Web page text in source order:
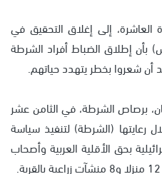
العاشرة، إلى إغلاق التحقيق في
بأن إطلاق الضباط أفراد الشرطة
أن شعروا بخطر يتهدد حياتهم.
برصاص الشرطة، في الثامن عشر
رعايتها (الشرطة) لتنفيذ سياسة
بحق الأقلية العربية وأصحاب